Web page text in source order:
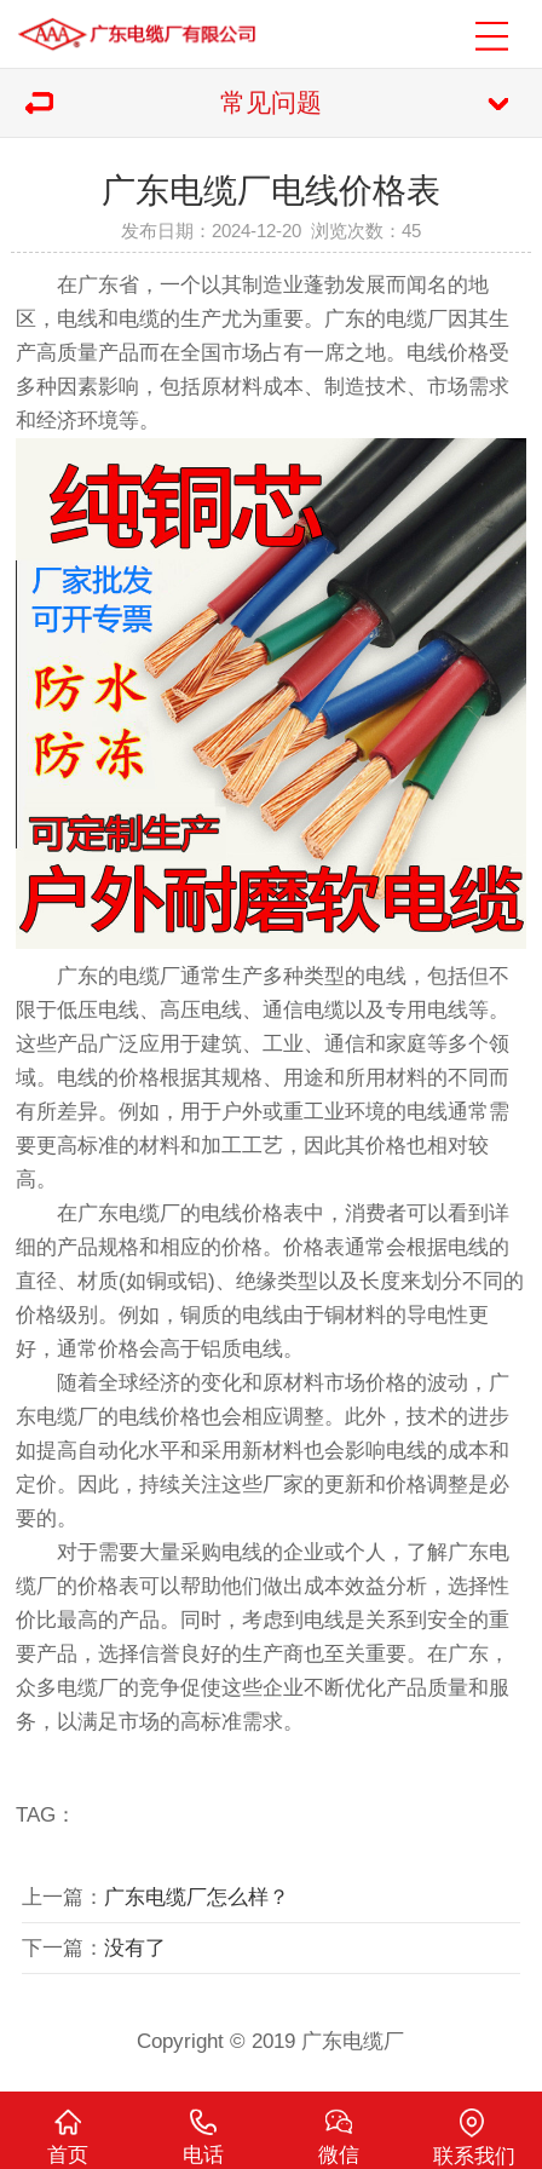
常见问题
广东电缆厂电线价格表
发布日期：2024-12-20 浏览次数： 45
在广东省，一个以其制造业蓬勃发展而闻名的地
区，电线和电缆的生产尤为重要。广东的电缆厂因其生
产高质量产品而在全国市场占有一席之地。电线价格受
多种因素影响，包括原材料成本、制造技术、市场需求
和经济环境等。
广东的电缆厂通常生产多种类型的电线，包括但不
限于低压电线、高压电线、通信电缆以及专用电线等。
这些产品广泛应用于建筑、工业、通信和家庭等多个领
域。电线的价格根据其规格、用途和所用材料的不同而
有所差异。例如，用于户外或重工业环境的电线通常需
要更高标准的材料和加工工艺，因此其价格也相对较
高。
在广东电缆厂的电线价格表中，消费者可以看到详
细的产品规格和相应的价格。价格表通常会根据电线的
直径、材质(如铜或铝)、绝缘类型以及长度来划分不同的
价格级别。例如，铜质的电线由于铜材料的导电性更
好，通常价格会高于铝质电线。
随着全球经济的变化和原材料市场价格的波动，广
东电缆厂的电线价格也会相应调整。此外，技术的进步
如提高自动化水平和采用新材料也会影响电线的成本和
定价。因此，持续关注这些厂家的更新和价格调整是必
要的。
对于需要大量采购电线的企业或个人，了解广东电
缆厂的价格表可以帮助他们做出成本效益分析，选择性
价比最高的产品。同时，考虑到电线是关系到安全的重
要产品，选择信誉良好的生产商也至关重要。在广东，
众多电缆厂的竞争促使这些企业不断优化产品质量和服
务，以满足市场的高标准需求。
TAG：
上一篇： 广东电缆厂怎么样？
下一篇： 没有了
Copyright © 2019 广东电缆厂
首页 电话 微信 联系我们